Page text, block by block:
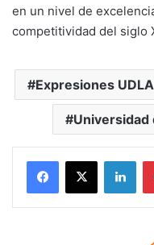
en un nivel de
competitividad del siglo
Expresiones
Universidad